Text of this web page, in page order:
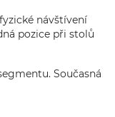
návštívení
pozice při stolů
Současná